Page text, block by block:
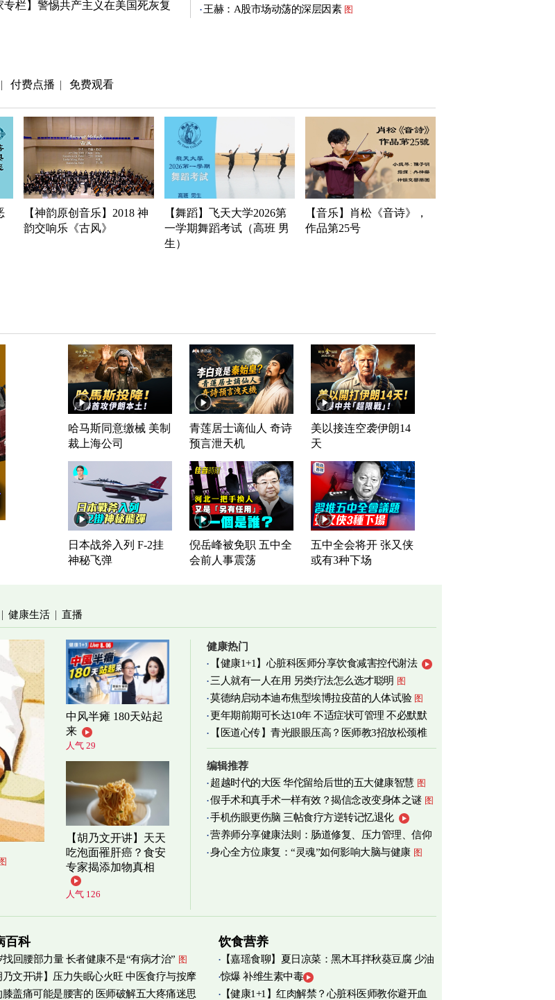
专栏】警惕共产主义在美国死灰复
王赫：A股市场动荡的深层因素 图
| 付费点播 | 免费观看
【神韵原创音乐】2018 神
韵交响乐《古风》
【舞蹈】飞天大学2026第
一学期舞蹈考试（高班 男
生）
【音乐】肖松《音诗》，
作品第25号
哈马斯同意缴械 美制
裁上海公司
青莲居士谪仙人 奇诗
预言泄天机
美以接连空袭伊朗14
天
日本战斧入列 F-2挂
神秘飞弹
倪岳峰被免职 五中全
会前人事震荡
五中全会将开 张又侠
或有3种下场
| 健康生活 | 直播
图
中风半瘫 180天站起
来
人气 29
【胡乃文开讲】天天
吃泡面罹肝癌？食安
专家揭添加物真相
人气 126
健康热门
【健康1+1】心脏科医师分享饮食减害控代谢法
三人就有一人在用 另类疗法怎么选才聪明 图
莫德纳启动本迪布焦型埃博拉疫苗的人体试验 图
更年期前期可长达10年 不适症状可管理 不必默默
忍受 图
【医道心传】青光眼眼压高？医师教3招放松颈椎
图
编辑推荐
超越时代的大医 华佗留给后世的五大健康智慧 图
假手术和真手术一样有效？揭信念改变身体之谜 图
手机伤眼更伤脑 三帖食疗方逆转记忆退化
营养师分享健康法则：肠道修复、压力管理、信仰
实践 图
身心全方位康复：“灵魂”如何影响大脑与健康 图
百科
找回腰部力量 长者健康不是“有病才治” 图
乃文开讲】压力失眠心火旺 中医食疗与按摩
膝盖痛可能是腰害的 医师破解五大疼痛迷思
饮食营养
【嘉瑶食聊】夏日凉菜：黑木耳拌秋葵豆腐 少油
烟清爽养心 图
惊爆 补维生素中毒
【健康1+1】红肉解禁？心脏科医师教你避开血